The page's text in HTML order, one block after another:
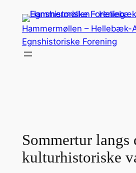
indhold
Hammermøllen – Hellebæk-
Egnshistoriske Forening
Sommertur langs
kulturhistoriske